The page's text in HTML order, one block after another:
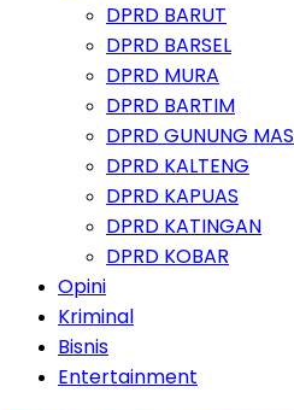
DPRD BARUT
DPRD BARSEL
DPRD MURA
DPRD BARTIM
DPRD GUNUNG MAS
DPRD KALTENG
DPRD KAPUAS
DPRD KATINGAN
DPRD KOBAR
Opini
Kriminal
Bisnis
Entertainment